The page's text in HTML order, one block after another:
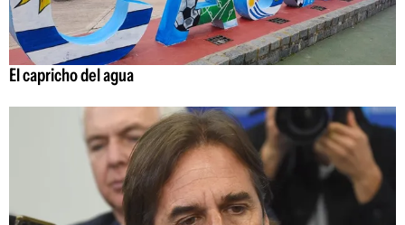
El capricho del agua